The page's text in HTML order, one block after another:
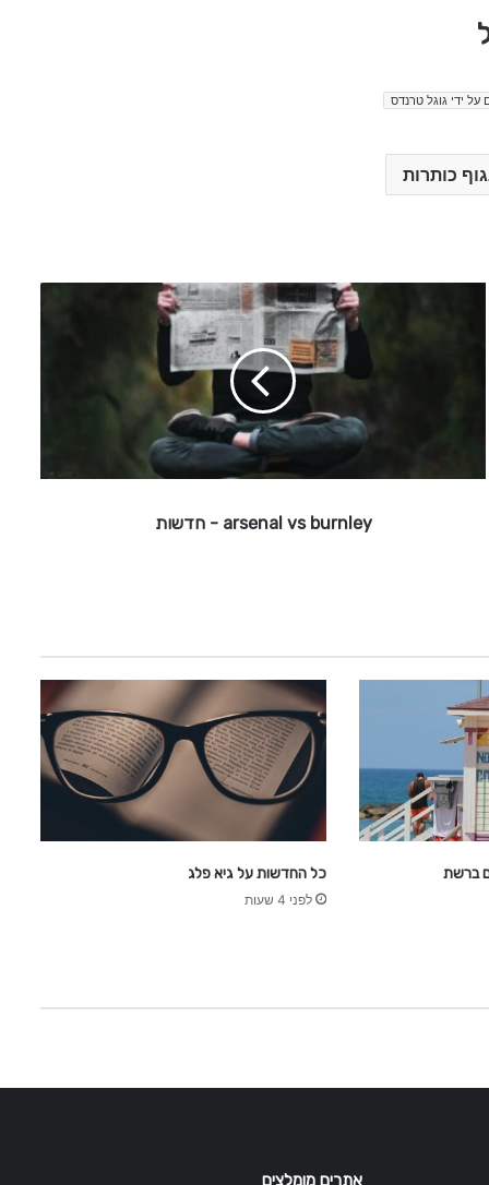
על ידי גוגל טרנדס
כותרות
s
-
ח
ד
ש
ו
ת
arsenal vs burnley - חדשות
כל החדשות על גיא פלג
לפני 4 שעות
אתרים מומלצים